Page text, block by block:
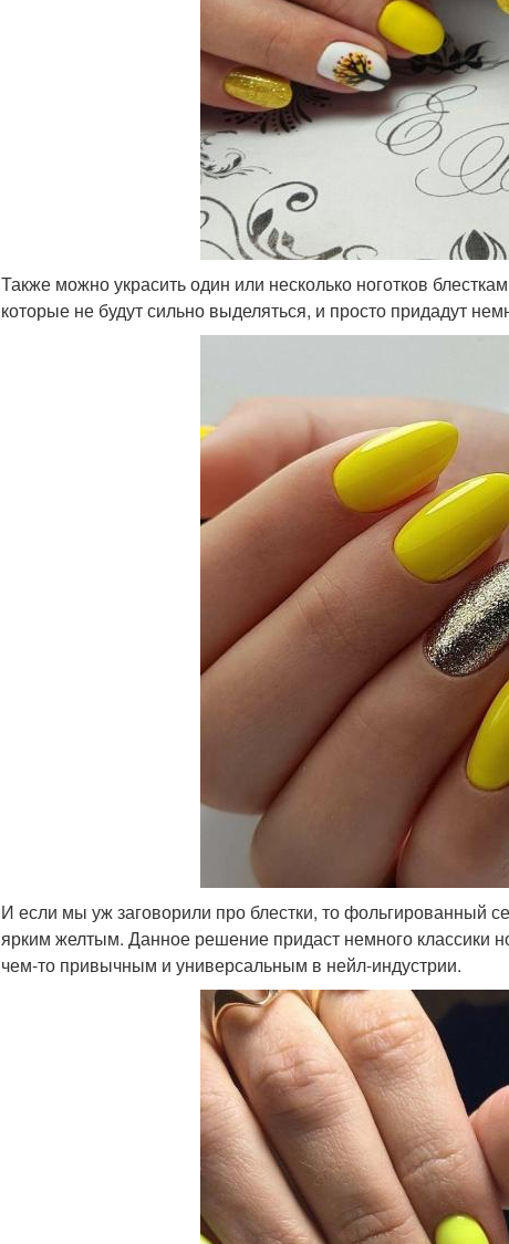
Также можно украсить один или несколько ноготков
которые не будут сильно выделяться, и просто придадут
И если мы уж заговорили про блестки, то фольгированный
ярким желтым. Данное решение придаст немного классики
чем-то привычным и универсальным в нейл-индустрии.